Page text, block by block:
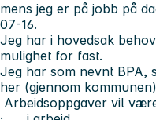
mens jeg er på jobb på
07-16.
Jeg har i hovedsak
mulighet for fast.
Jeg har som nevnt BPA,
her (gjennom
Arbeidsoppgaver vil